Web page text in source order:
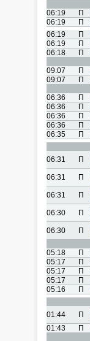
06:19 П
06:19
П
06:19
П
06:19
П
06:18
П
09:07 П
09:07
П
06:36 П
06:36
П
06:36
П
06:36
П
06:35
П
06:31 П
06:31
П
06:31
П
06:30
П
06:30
П
05:18 П
05:17
П
05:17
П
05:17
П
05:16
П
01:44 П
01:43
П